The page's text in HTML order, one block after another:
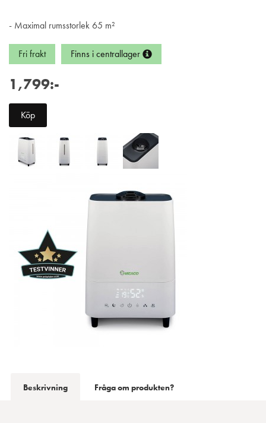
- Maximal rumsstorlek 65 m²
Fri frakt Finns i centrallager
1,799:-
Köp
Beskrivning Fråga om produkten?